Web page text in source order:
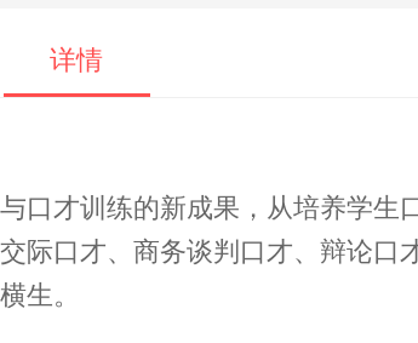
详情
口才训练的新成果，从培养学
际口才、商务谈判口才、辩论口
生。